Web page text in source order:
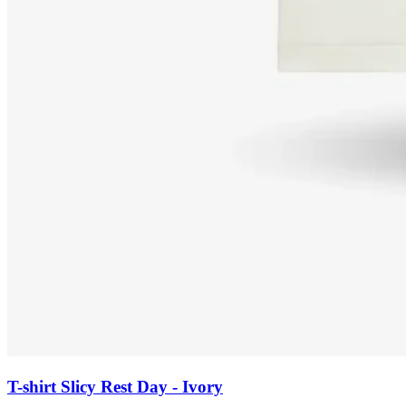
T-shirt Slicy Rest Day - Ivory